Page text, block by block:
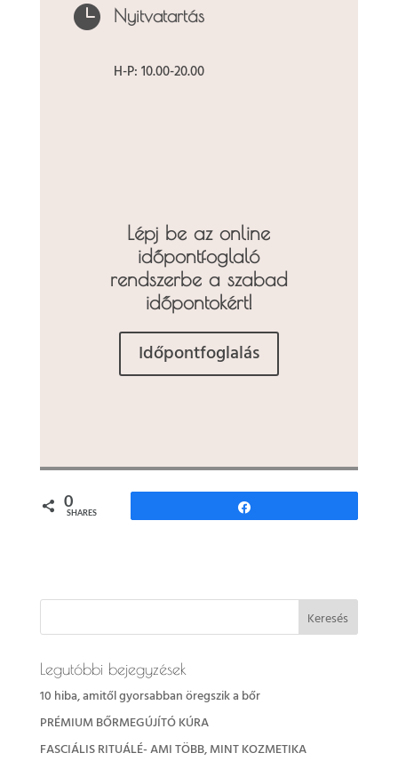
 Nyitvatartás
H-P: 10.00-20.00
Lépj be az online
időpontfoglaló
rendszerbe a szabad
időpontokért!
Időpontfoglalás
0
SHARES
Legutóbbi bejegyzések
10 hiba, amitől gyorsabban öregszik a bőr
PRÉMIUM BŐRMEGÚJÍTÓ KÚRA
FASCIÁLIS RITUÁLÉ- AMI TÖBB, MINT KOZMETIKA